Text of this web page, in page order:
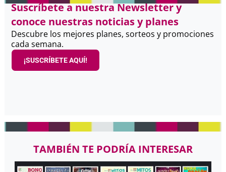
Suscríbete a nuestra Newsletter y
conoce nuestras noticias y planes
Descubre los mejores planes, sorteos y promociones
cada semana.
¡SUSCRÍBETE AQUÍ!
TAMBIÉN TE PODRÍA INTERESAR